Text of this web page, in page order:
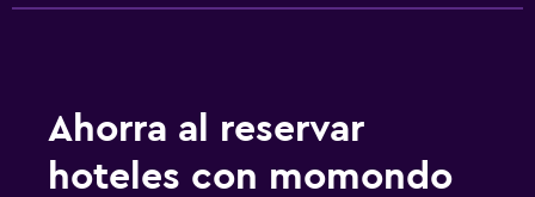
Ahorra al reservar
hoteles con momondo